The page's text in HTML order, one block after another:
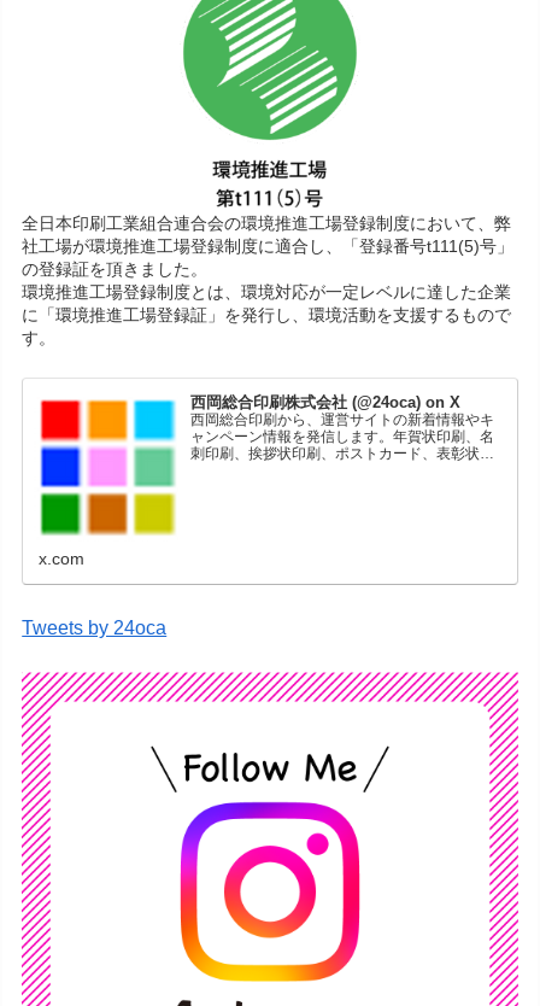
全日本印刷工業組合連合会の環境推進工場登録制度において、弊
社工場が環境推進工場登録制度に適合し、「登録番号t111(5)号」
の登録証を頂きました。
環境推進工場登録制度とは、環境対応が一定レベルに達した企業
に「環境推進工場登録証」を発行し、環境活動を支援するもので
す。
西岡総合印刷株式会社 (@24oca) on X
西岡総合印刷から、運営サイトの新着情報やキ
ャンペーン情報を発信します。年賀状印刷、名
刺印刷、挨拶状印刷、ポストカード、表彰状印
x.com
Tweets by 24oca